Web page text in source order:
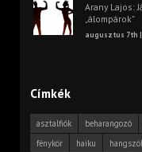
Arany Lajos:
„álompárok”
augusztus 7th
Címkék
asztalfiók beharangozó
fénykör
haiku